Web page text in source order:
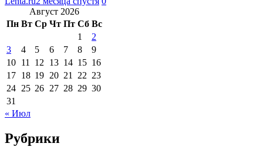
Август 2026
Пн Вт Ср Чт Пт Сб Вс
1
2
3
4 5 6 7 8
9
10 11 12 13 14 15 16
17 18 19 20 21 22 23
24 25 26 27 28 29 30
31
« Июл
Рубрики